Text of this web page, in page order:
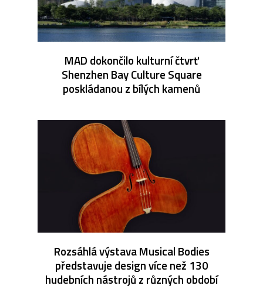
MAD dokončilo kulturní čtvrť
Shenzhen Bay Culture Square
poskládanou z bílých kamenů
Rozsáhlá výstava Musical Bodies
představuje design více než 130
hudebních nástrojů z různých období